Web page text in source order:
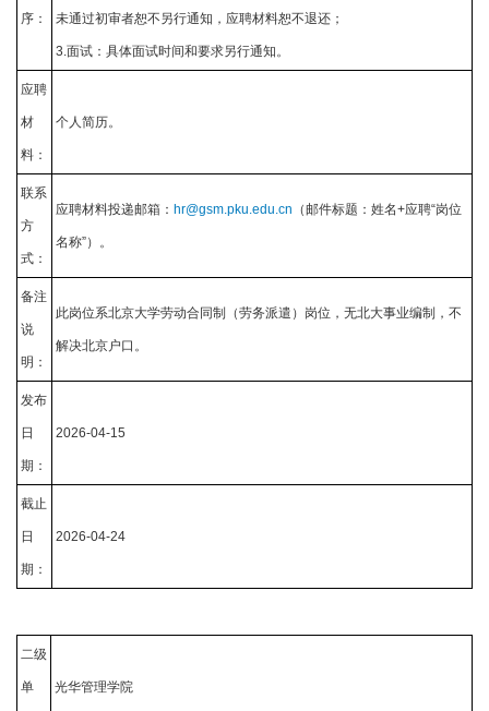
序： 未通过初审者恕不另行通知，应聘材料恕不退还；
3.面试：具体面试时间和要求另行通知。
应聘
材
料：
个人简历。
联系
方
式：
应聘材料投递邮箱： hr@gsm.pku.edu.cn （邮件标题：姓名+应聘“岗位
名称”）。
备注
说
明：
此岗位系北京大学劳动合同制（劳务派遣）岗位，无北大事业编制，不
解决北京户口。
发布
日
期：
2026-04-15
截止
日
期：
2026-04-24
二级
单 光华管理学院